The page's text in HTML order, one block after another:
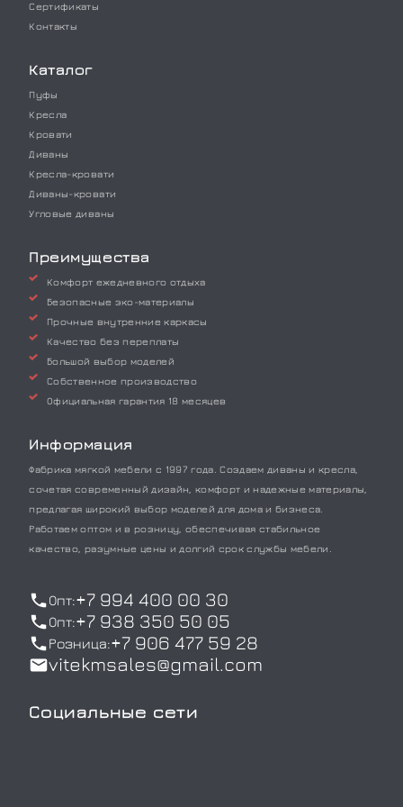
Опт:+7 994 400 00 30
Опт:+7 938 350 50 05
Розница:+7 906 477 59 28
vitekmsales@gmail.com
Социальные сети
Сертификаты
Контакты
Каталог
Пуфы
Кресла
Кровати
Диваны
Кресла-кровати
Диваны-кровати
Угловые диваны
Преимущества
Комфорт ежедневного отдыха
Безопасные эко-материалы
Прочные внутренние каркасы
Качество без переплаты
Большой выбор моделей
Собственное производство
Официальная гарантия 18 месяцев
Информация
Фабрика мягкой мебели с 1997 года. Создаем диваны и кресла,
сочетая современный дизайн, комфорт и надежные материалы,
предлагая широкий выбор моделей для дома и бизнеса.
Работаем оптом и в розницу, обеспечивая стабильное
качество, разумные цены и долгий срок службы мебели.